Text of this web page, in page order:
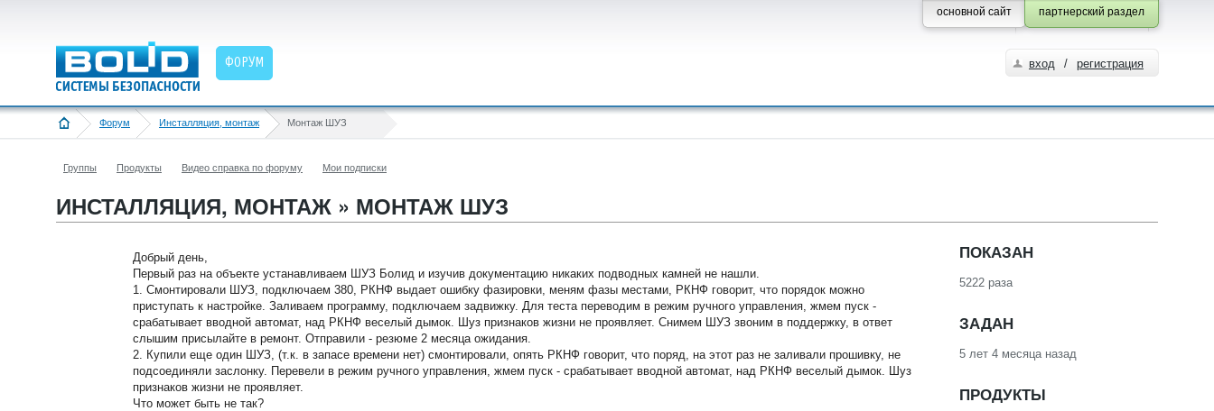
партнерский раздел
основной сайт
ФОРУМ вход / регистрация
Форум Инсталляция, монтаж Монтаж ШУЗ
Группы Продукты Видео справка по форуму Мои подписки
ИНСТАЛЛЯЦИЯ, МОНТАЖ » МОНТАЖ ШУЗ
Добрый день,
Первый раз на объекте устанавливаем ШУЗ Болид и изучив документацию никаких подводных камней не нашли.
1. Смонтировали ШУЗ, подключаем 380, РКНФ выдает ошибку фазировки, меням фазы местами, РКНФ говорит, что порядок можно
приступать к настройке. Заливаем программу, подключаем задвижку. Для теста переводим в режим ручного управления, жмем пуск -
срабатывает вводной автомат, над РКНФ веселый дымок. Шуз признаков жизни не проявляет. Снимем ШУЗ звоним в поддержку, в ответ
слышим присылайте в ремонт. Отправили - резюме 2 месяца ожидания.
2. Купили еще один ШУЗ, (т.к. в запасе времени нет) смонтировали, опять РКНФ говорит, что поряд, на этот раз не заливали прошивку, не
подсоединяли заслонку. Перевели в режим ручного управления, жмем пуск - срабатывает вводной автомат, над РКНФ веселый дымок. Шуз
признаков жизни не проявляет.
Что может быть не так?
ПОКАЗАН
5222 раза
ЗАДАН
5 лет 4 месяца назад
ПРОДУКТЫ